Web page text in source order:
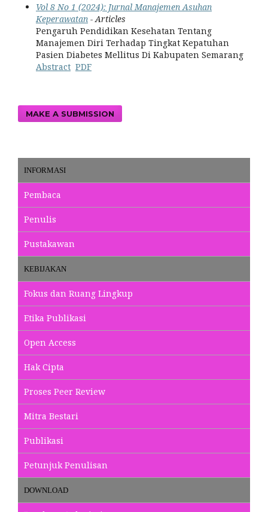
Vol 8 No 1 (2024): Jurnal Manajemen Asuhan
Keperawatan - Articles
Pengaruh Pendidikan Kesehatan Tentang
Manajemen Diri Terhadap Tingkat Kepatuhan
Pasien Diabetes Mellitus Di Kabupaten Semarang
Abstract PDF
MAKE A SUBMISSION
INFORMASI
Pembaca
Penulis
Pustakawan
KEBIJAKAN
Fokus dan Ruang Lingkup
Etika Publikasi
Open Access
Hak Cipta
Proses Peer Review
Mitra Bestari
Publikasi
Petunjuk Penulisan
DOWNLOAD